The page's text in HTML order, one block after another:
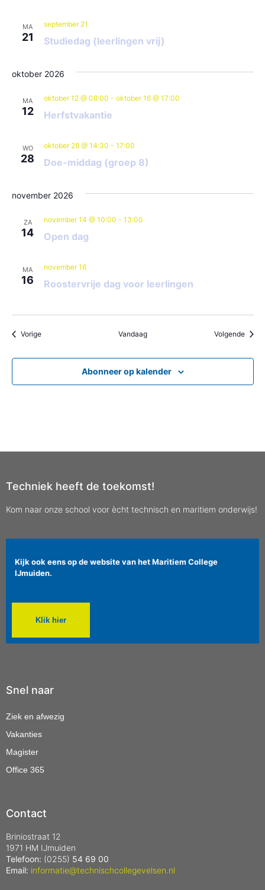
MA
21 Studiedag (leerlingen vrij)
september 21
oktober 2026
MA
12 Herfstvakantie
oktober 12 @ 08:00 - oktober 16 @ 17:00
WO
28 Doe-middag (groep 8)
oktober 28 @ 14:30 - 17:00
november 2026
ZA
14 Open dag
november 14 @ 10:00 - 13:00
MA
16 Roostervrije dag voor leerlingen
november 16
VorigeEvenementen Vandaag Volgende
Abonneer op kalender
Techniek heeft de toekomst!
Kom naar onze school voor ècht technisch en maritiem onderwijs!
Kijk ook eens op de website van het Maritiem College
IJmuiden.
Klik hier
Snel naar
Ziek en afwezig
Vakanties
Magister
Office 365
Contact
Briniostraat 12
1971 HM IJmuiden
Telefoon: (0255) 54 69 00
Email: informatie@technischcollegevelsen.nl